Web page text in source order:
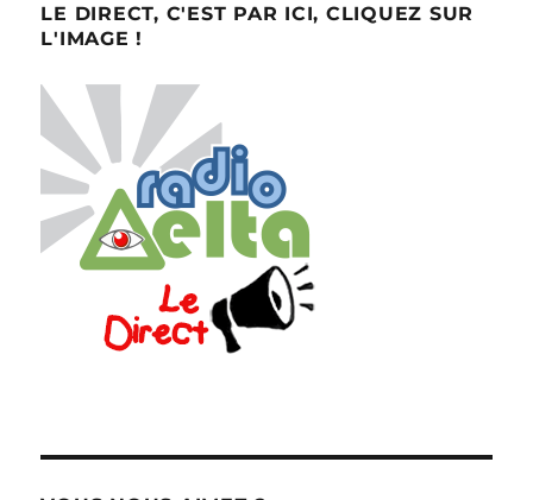
LE DIRECT, C'EST PAR ICI, CLIQUEZ SUR
L'IMAGE !